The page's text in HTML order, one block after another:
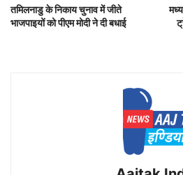
तमिलनाडु के निकाय चुनाव में जीते
भाजपाइयों को पीएम मोदी ने दी बधाई